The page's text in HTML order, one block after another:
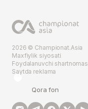
2026 © Championat.Asia
Maxfiylik siyosati
Foydalanuvchi
Saytda reklama
Qora fon